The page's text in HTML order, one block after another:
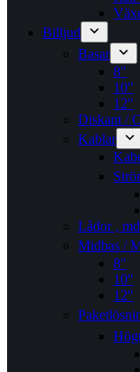
Billjud
Basar
8″
10″
12″
Diskant /
Kablar
Lådor ,
Midbas /
8″
10″
12″